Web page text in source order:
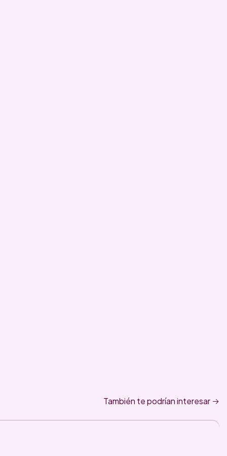
También te podrían interesar